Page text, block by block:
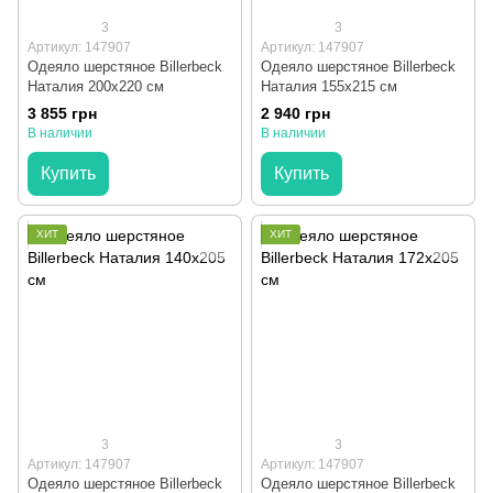
3
Артикул: 147907
Одеяло шерстяное Billerbeck
Наталия 200x220 см
3 855 грн
В наличии
Купить
3
Артикул: 147907
Одеяло шерстяное Billerbeck
Наталия 155x215 см
2 940 грн
В наличии
Купить
ХИТ
3
Артикул: 147907
Одеяло шерстяное Billerbeck
ХИТ
3
Артикул: 147907
Одеяло шерстяное Billerbeck